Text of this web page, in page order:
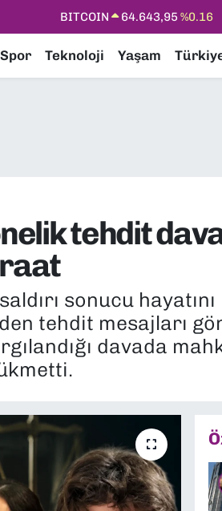
DOLAR 47,6704 %0
STERLİN 64,2143%0
Spor Teknoloji Yaşam
tehdit
sonucu
tehdit mesajları
davada